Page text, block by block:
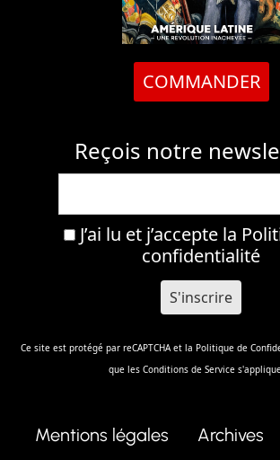
COMMANDER
Reçois notre
J’ai lu et j’accepte la
confidentialité
Ce site est protégé par reCAPTCHA et la Politique de
que les Conditions de Service
Mentions légales Archives